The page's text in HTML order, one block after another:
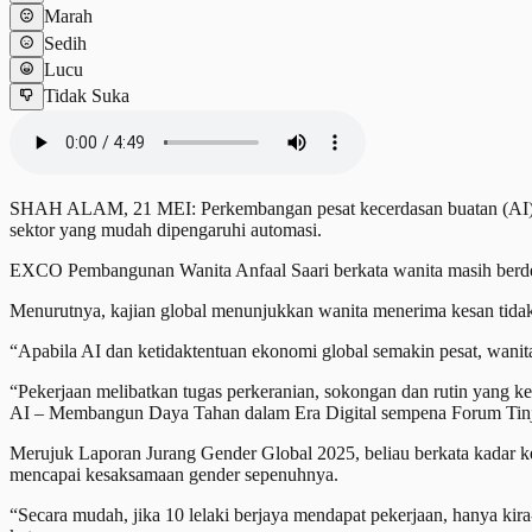
Marah
Sedih
Lucu
Tidak Suka
SHAH ALAM, 21 MEI: Perkembangan pesat kecerdasan buatan
sektor yang mudah dipengaruhi automasi.
EXCO Pembangunan Wanita Anfaal Saari berkata wanita masih
Menurutnya, kajian global menunjukkan wanita menerima kesan
“Apabila AI dan ketidaktentuan ekonomi global semakin pesat,
“Pekerjaan melibatkan tugas perkeranian, sokongan dan rutin yang
AI – Membangun Daya Tahan dalam Era Digital sempena Forum
Merujuk Laporan Jurang Gender Global 2025, beliau berkata kadar
mencapai kesaksamaan gender sepenuhnya.
“Secara mudah, jika 10 lelaki berjaya mendapat pekerjaan, hanya